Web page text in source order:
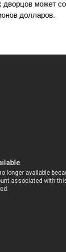
может
долларов.